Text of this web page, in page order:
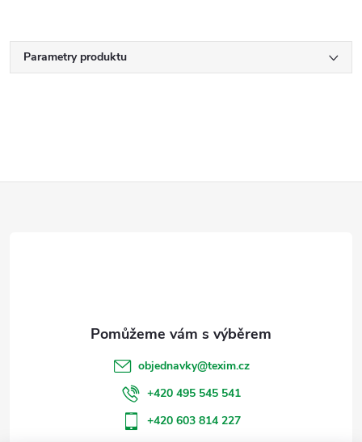
Parametry produktu
objednavky@texim.cz
+420 495 545 541
+420 603 814 227